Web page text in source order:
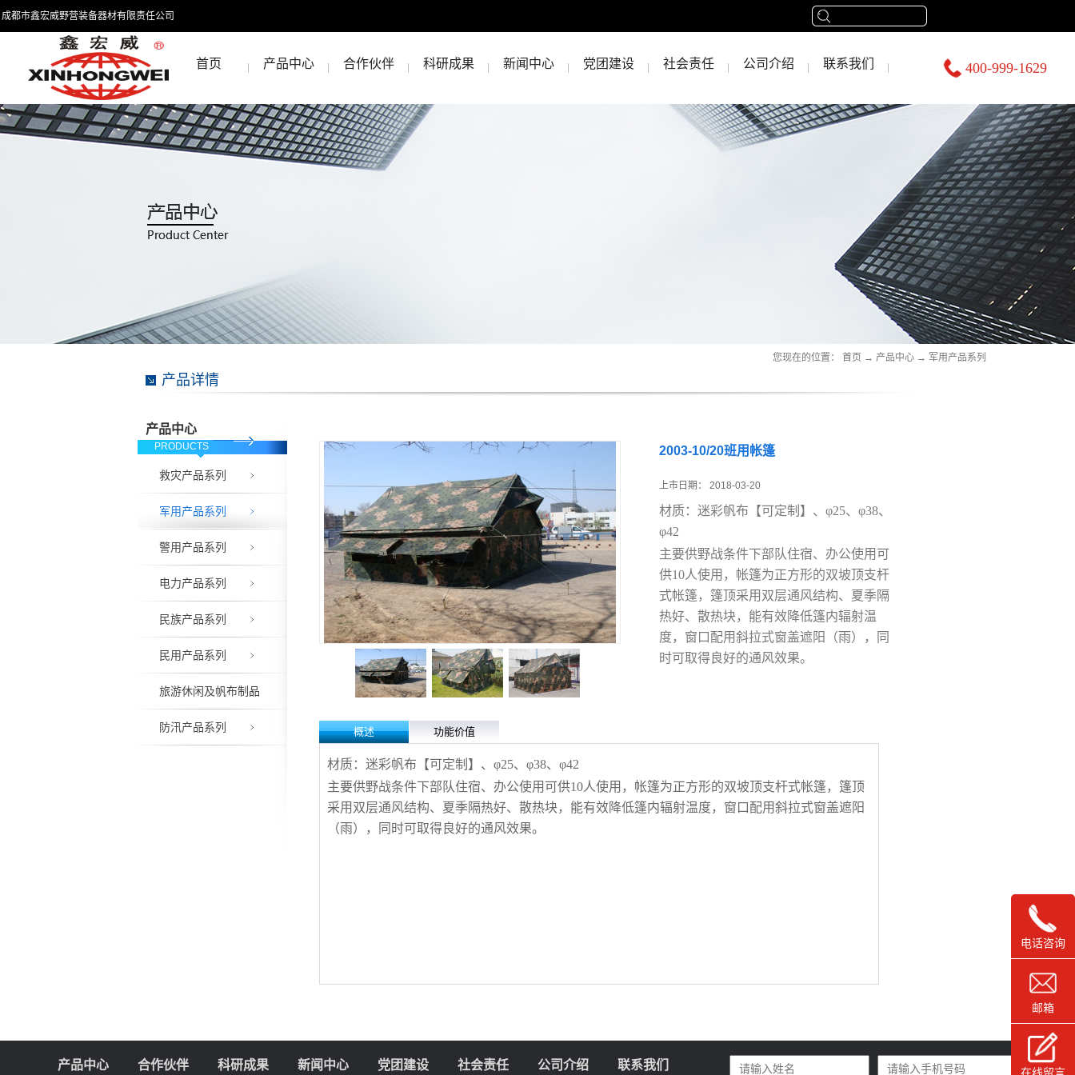
成都市鑫宏威野营装备器材有限责任公司
首页 产品中心 合作伙伴 科研成果 新闻中心 党团建设 社会责任 公司介绍 联系我们 400-999-1629
产品中心
PRODUCTS
救灾产品系列
军用产品系列
警用产品系列
电力产品系列
民族产品系列
民用产品系列
旅游休闲及帆布制品
防汛产品系列
产品详情
您现在的位置： 首页 → 产品中心 → 军用产品系列
2003-10/20班用帐篷
上市日期： 2018-03-20
材质：迷彩帆布 【可定制 】 、φ25、φ38、
φ42
主要供野战条件下部队住宿、办公使用可
供10人使用，帐篷为正方形的双坡顶支杆
式帐篷， 篷顶采用双层通风结构、夏季隔
热好、散热块，能有效降低篷内辐射温
度， 窗口配用斜拉式窗盖遮阳（雨），同
时可取得良好的通风效果。
概述 功能价值
材质：迷彩帆布 【可定制 】 、φ25、φ38、 φ42
主要供野战条件下部队住宿、办公使用可供10人使用，帐篷为正方形的双坡顶支杆式帐篷， 篷顶
采用双层通风结构、夏季隔热好、散热块，能有效降低篷内辐射温度， 窗口配用斜拉式窗盖遮阳
（雨），同时可取得良好的通风效果。
产品中心 合作伙伴 科研成果 新闻中心 党团建设 社会责任 公司介绍 联系我们
电话咨询
邮箱